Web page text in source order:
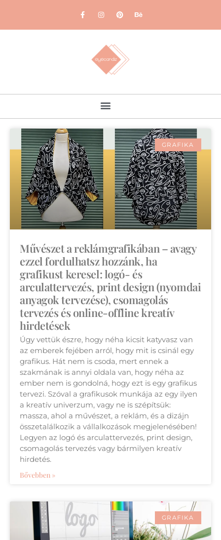
GRAFIKA
Művészet a reklámgrafikában – avagy
ezzel fordulhatsz hozzánk, ha
grafikust keresel: logó- és
arculattervezés, print design (nyomdai
anyagok tervezése), csomagolás
tervezés és online-offline kreatív
hirdetések
Úgy vettük észre, hogy néha kicsit katyvasz van
az emberek fejében arról, hogy mit is csinál egy
grafikus. Hát nem is csoda, mert ennek a
szakmának is annyi oldala van, hogy néha az
ember nem is gondolná, hogy ezt is egy grafikus
tervezi. Szóval a grafikusok munkája az egy ilyen
a kreatív univerzum, vagy ne is szépítsük:
massza, ahol a művészet, a reklám, és a dizájn
összetalálkozik a vállalkozások megjelenésében!
Legyen az logó és arculattervezés, print design,
csomagolás tervezés vagy bármilyen kreatív
hirdetés.
Bővebben »
GRAFIKA